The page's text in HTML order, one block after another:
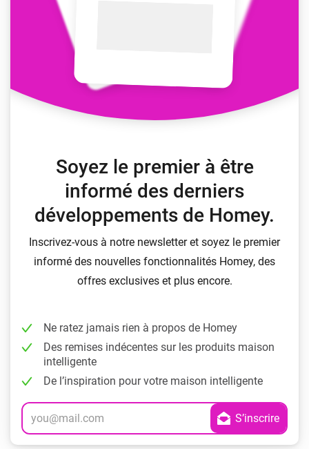
Soyez le premier à être
informé des derniers
développements de Homey.
Inscrivez-vous à notre newsletter et soyez le premier
informé des nouvelles fonctionnalités Homey, des
offres exclusives et plus encore.
Ne ratez jamais rien à propos de Homey
Des remises indécentes sur les produits maison
intelligente
De l’inspiration pour votre maison intelligente